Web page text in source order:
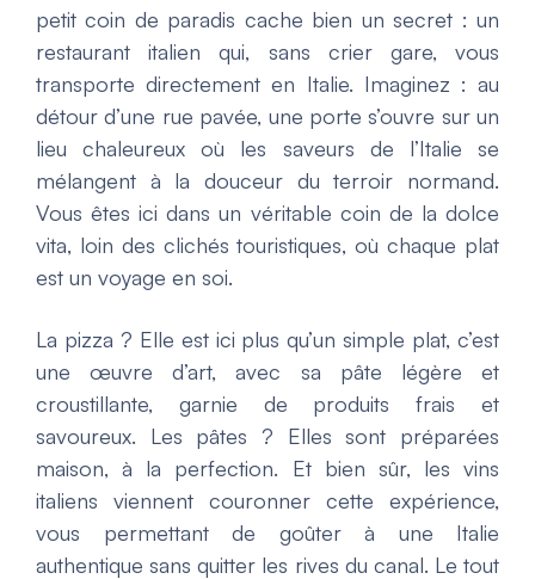
petit coin de paradis cache bien un secret : un
restaurant italien qui, sans crier gare, vous
transporte directement en Italie. Imaginez : au
détour d’une rue pavée, une porte s’ouvre sur un
lieu chaleureux où les saveurs de l’Italie se
mélangent à la douceur du terroir normand.
Vous êtes ici dans un véritable coin de la dolce
vita, loin des clichés touristiques, où chaque plat
est un voyage en soi.
La pizza ? Elle est ici plus qu’un simple plat, c’est
une œuvre d’art, avec sa pâte légère et
croustillante, garnie de produits frais et
savoureux. Les pâtes ? Elles sont préparées
maison, à la perfection. Et bien sûr, les vins
italiens viennent couronner cette expérience,
vous permettant de goûter à une Italie
authentique sans quitter les rives du canal. Le tout